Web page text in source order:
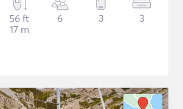
56 ft
17 m
6 3 3